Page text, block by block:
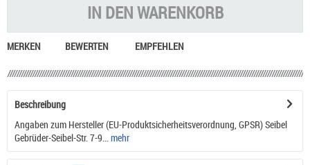
IN DENWARENKORB
MERKEN BEWERTEN EMPFEHLEN
Beschreibung
Angaben zum Hersteller (EU-Produktsicherheitsverordnung, GPSR) Seibel
Gebrüder-Seibel-Str. 7-9...
mehr